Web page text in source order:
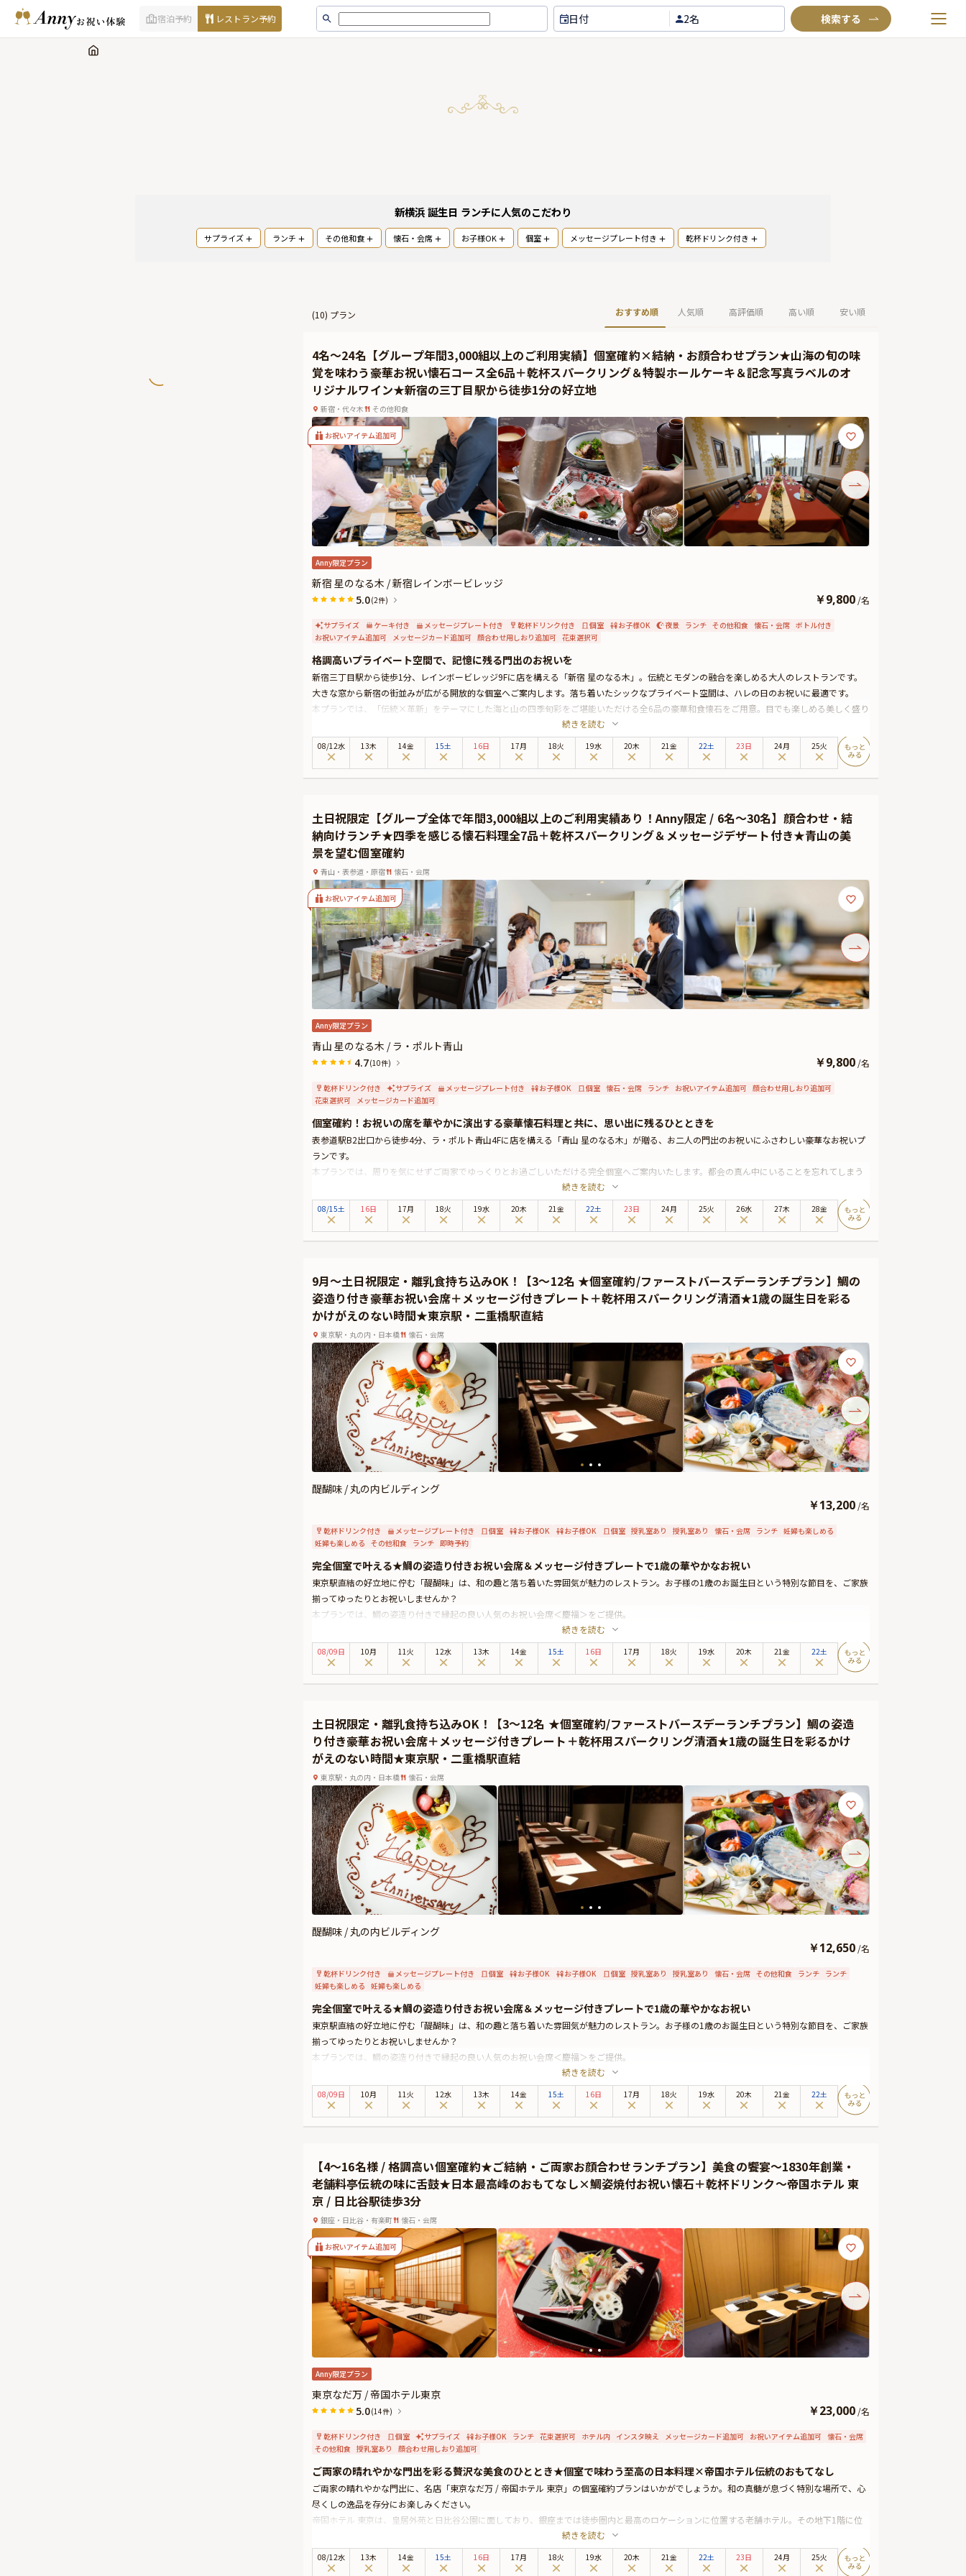
宿泊予約 レストラン予約 日付 2名
新横浜 誕生日 ランチに人気のこだわり
サプライズ ランチ その他和食 懐石・会席 お子様OK 個室 メッセージプレート付き 乾杯ドリンク付き
おすすめ順 人気順 高評価順 高い順 安い順
(10) プラン
4名〜24名【グループ年間3,000組以上のご利用実績】個室確約×結納・お顔合わせプラン★山海の旬の味
覚を味わう豪華お祝い懐石コース全6品＋乾杯スパークリング＆特製ホールケーキ＆記念写真ラベルのオ
リジナルワイン★新宿の三丁目駅から徒歩1分の好立地
新宿・代々木 その他和食
お祝いアイテム追加可
Anny限定プラン
新宿 星のなる木 / 新宿レインボービレッジ
5.0(2件) ￥9,800 /名
サプライズ ケーキ付き メッセージプレート付き 乾杯ドリンク付き 個室 お子様OK 夜景 ランチ その他和食 懐石・会席 ボトル付き
お祝いアイテム追加可 メッセージカード追加可 顔合わせ用しおり追加可 花束選択可
格調高いプライベート空間で、記憶に残る門出のお祝いを
新宿三丁目駅から徒歩1分、レインボービレッジ9Fに店を構える「新宿 星のなる木」。伝統とモダンの融合を楽しめる大人のレストランです。
大きな窓から新宿の街並みが広がる開放的な個室へご案内します。落ち着いたシックなプライベート空間は、ハレの日のお祝いに最適です。
本プランでは、「伝統×革新」をテーマにした海と山の四季旬彩をご堪能いただける全6品の豪華和食懐石をご用意。目でも楽しめる美しく盛り
Anny限定特典として、乾杯スパークリングやお祝いの気持ちを伝えるメッセージ付き特製ホールケーキ、さらに記念写真をラベルにしたオリジ
ナルワイン1本をご用意いたします。ご両親へのサプライズ演出に喜んでいただけることは間違いありません。
旬の美食に舌鼓を打ちながら、ご両家の親睦を深める贅沢なひとときをお過ごしください。
ページ中段の「お祝いアイテム」の欄で、ご選択頂けます。
続きを読む
08/12水 13木 14金 15土 16日 17月 18火 19水 20木 21金 22土 23日 24月 25火
土日祝限定【グループ全体で年間3,000組以上のご利用実績あり！Anny限定 / 6名～30名】顔合わせ・結
納向けランチ★四季を感じる懐石料理全7品＋乾杯スパークリング＆メッセージデザート付き★青山の美
景を望む個室確約
青山・表参道・原宿 懐石・会席
お祝いアイテム追加可
Anny限定プラン
青山 星のなる木 / ラ・ポルト青山
4.7(10件) ￥9,800 /名
乾杯ドリンク付き サプライズ メッセージプレート付き お子様OK 個室 懐石・会席 ランチ お祝いアイテム追加可 顔合わせ用しおり追加可
花束選択可 メッセージカード追加可
個室確約！お祝いの席を華やかに演出する豪華懐石料理と共に、思い出に残るひとときを
表参道駅B2出口から徒歩4分、ラ・ポルト青山4Fに店を構える「青山 星のなる木」が贈る、お二人の門出のお祝いにふさわしい豪華なお祝いプ
ランです。
本プランでは、周りを気にせずご両家でゆっくりとお過ごしいただける完全個室へご案内いたします。都会の真ん中にいることを忘れてしまう
特典のスパークリングワインで祝杯を交わした後は、伝統的な和の心に斬新なアイデアを融合させた「星のなる木」オリジナルの現代日本料理
をご堪能ください。
さらにはメッセージ付きのデザートまで付いているので、お祝いの気分が最後まで続きます。
★本プランでは、有料オプションで、サプライズにぴったりなギフト・カスタマイズ可能なメッセージカードなどをお付けすることが出来ま
す。メッセージカードは着席時に、ギフトはデザートタイムにご予約主様にお渡し致しますので、サプライズにお役立てください。詳しくは本
ページ中段の「お祝いアイテム」の欄で、ご選択頂けます。
続きを読む
08/15土 16日 17月 18火 19水 20木 21金 22土 23日 24月 25火 26水 27木 28金
9月〜土日祝限定・離乳食持ち込みOK！【3〜12名 ★個室確約/ファーストバースデーランチプラン】鯛の
姿造り付き豪華お祝い会席＋メッセージ付きプレート＋乾杯用スパークリング清酒★1歳の誕生日を彩る
かけがえのない時間★東京駅・二重橋駅直結
東京駅・丸の内・日本橋 懐石・会席
醍醐味 / 丸の内ビルディング
￥13,200 /名
乾杯ドリンク付き メッセージプレート付き 個室 お子様OK お子様OK 個室 授乳室あり 授乳室あり 懐石・会席 ランチ 妊婦も楽しめる
妊婦も楽しめる その他和食 ランチ 即時予約
完全個室で叶える★鯛の姿造り付きお祝い会席＆メッセージ付きプレートで1歳の華やかなお祝い
東京駅直結の好立地に佇む「醍醐味」は、和の趣と落ち着いた雰囲気が魅力のレストラン。お子様の1歳のお誕生日という特別な節目を、ご家族
揃ってゆったりとお祝いしませんか？
本プランでは、鯛の姿造り付きで縁起の良い人気のお祝い会席＜慶福＞をご提供。
特選和牛ロースステーキや鯛の姿造りをはじめ、先付・刺身・煮物・炉端焼きなど、素材の持ち味を活かした職人技が光る逸品を、華やかに並
べたコースです。ご家族の晴れやかなひとときを彩るにふさわしい内容となっております。お席は最大12名までご利用いただける洗練された
【個室】をご用意いたします。
また、本プランには メッセージ付きプレートや乾杯用スパークリング清酒の特典をご用意。はじめてのお誕生日を笑顔あふれる時間に演出いた
経験豊富なスタッフが、初めてのお誕生日というかけがえのない瞬間を心を込めておもてなしし、ご家族の大切な記念日を温かくサポートいた
します。
続きを読む
08/09日 10月 11火 12水 13木 14金 15土 16日 17月 18火 19水 20木 21金 22土
土日祝限定・離乳食持ち込みOK！【3〜12名 ★個室確約/ファーストバースデーランチプラン】鯛の姿造
り付き豪華お祝い会席＋メッセージ付きプレート＋乾杯用スパークリング清酒★1歳の誕生日を彩るかけ
がえのない時間★東京駅・二重橋駅直結
東京駅・丸の内・日本橋 懐石・会席
醍醐味 / 丸の内ビルディング
￥12,650 /名
乾杯ドリンク付き メッセージプレート付き 個室 お子様OK お子様OK 個室 授乳室あり 授乳室あり 懐石・会席 その他和食 ランチ ランチ
妊婦も楽しめる 妊婦も楽しめる
完全個室で叶える★鯛の姿造り付きお祝い会席＆メッセージ付きプレートで1歳の華やかなお祝い
東京駅直結の好立地に佇む「醍醐味」は、和の趣と落ち着いた雰囲気が魅力のレストラン。お子様の1歳のお誕生日という特別な節目を、ご家族
揃ってゆったりとお祝いしませんか？
本プランでは、鯛の姿造り付きで縁起の良い人気のお祝い会席＜慶福＞をご提供。
特選和牛ロースステーキや鯛の姿造りをはじめ、先付・刺身・煮物・炉端焼きなど、素材の持ち味を活かした職人技が光る逸品を、華やかに並
べたコースです。ご家族の晴れやかなひとときを彩るにふさわしい内容となっております。お席は最大12名までご利用いただける洗練された
【個室】をご用意いたします。
また、本プランには メッセージ付きプレートや乾杯用スパークリング清酒の特典をご用意。はじめてのお誕生日を笑顔あふれる時間に演出いた
経験豊富なスタッフが、初めてのお誕生日というかけがえのない瞬間を心を込めておもてなしし、ご家族の大切な記念日を温かくサポートいた
します。
続きを読む
08/09日 10月 11火 12水 13木 14金 15土 16日 17月 18火 19水 20木 21金 22土
【4〜16名様 / 格調高い個室確約★ご結納・ご両家お顔合わせランチプラン】美食の饗宴〜1830年創業・
老舗料亭伝統の味に舌鼓★日本最高峰のおもてなし×鯛姿焼付お祝い懐石＋乾杯ドリンク〜帝国ホテル 東
京 / 日比谷駅徒歩3分
銀座・日比谷・有楽町 懐石・会席
お祝いアイテム追加可
Anny限定プラン
東京なだ万 / 帝国ホテル東京
5.0(14件) ￥23,000 /名
乾杯ドリンク付き 個室 サプライズ お子様OK ランチ 花束選択可 ホテル内 インスタ映え メッセージカード追加可 お祝いアイテム追加可 懐石・会席
その他和食 授乳室あり 顔合わせ用しおり追加可
ご両家の晴れやかな門出を彩る贅沢な美食のひととき★個室で味わう至高の日本料理×帝国ホテル伝統のおもてなし
ご両家の晴れやかな門出に、名店「東京なだ万 / 帝国ホテル 東京」の個室確約プランはいかがでしょうか。和の真髄が息づく特別な場所で、心
尽くしの逸品を存分にお楽しみください。
帝国ホテル 東京は、皇居外苑と日比谷公園に面しており、銀座までは徒歩圏内と最高のロケーションに位置する老舗ホテル。その地下1階に位
置する「東京なだ万」では、1890年の開業以来、受け継がれてきた伝統のおもてなしと共に、贅沢な美食のひとときをお過ごしいただけます。
和の風情と気品漂う佇まいが心地良い店内は、祝宴に最適。数寄屋風の上質空間は、日本建築界の第一人者、故・村野藤吾先生が創設された村
野・森建築事務所による数々の意匠が凝らされています。格調高い個室では、落ち着いた雰囲気の中、自然と会話も弾み、心温まる和やかなお
続きを読む
08/12水 13木 14金 15土 16日 17月 18火 19水 20木 21金 22土 23日 24月 25火